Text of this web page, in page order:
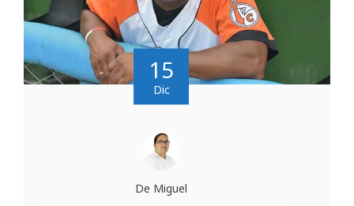
15
Dic
De Miguel